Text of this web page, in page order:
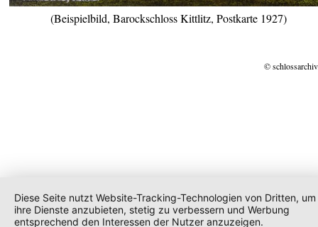
(Beispielbild, Barockschloss Kittlitz, Postkarte 1927)
©
Diese Seite nutzt Website-Tracking-Technologien von Dritten, um
ihre Dienste anzubieten, stetig zu verbessern und Werbung
entsprechend den Interessen der Nutzer anzuzeigen.